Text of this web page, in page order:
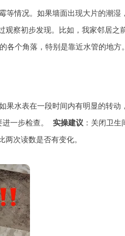
等情况。如果墙面出现大片的潮湿
察初步发现。比如，我家邻居之
各个角落，特别是靠近水管的地
果水表在一段时间内有明显的转
一步检查。 实操建议：关闭卫生
次读数是否有变化。